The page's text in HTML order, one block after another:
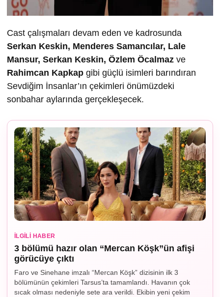
Cast çalışmaları devam eden ve kadrosunda
Serkan Keskin, Menderes Samancılar, Lale
Mansur, Serkan Keskin, Özlem Öcalmaz ve
Rahimcan Kapkap gibi güçlü isimleri barındıran
Sevdiğim İnsanlar’ın çekimleri önümüzdeki
sonbahar aylarında gerçekleşecek.
İLGILI HABER
3 bölümü hazır olan “Mercan Köşk”ün afişi
görücüye çıktı
Faro ve Sinehane imzalı “Mercan Köşk” dizisinin ilk 3
bölümünün çekimleri Tarsus’ta tamamlandı. Havanın çok
sıcak olması nedeniyle sete ara verildi. Ekibin yeni çekim